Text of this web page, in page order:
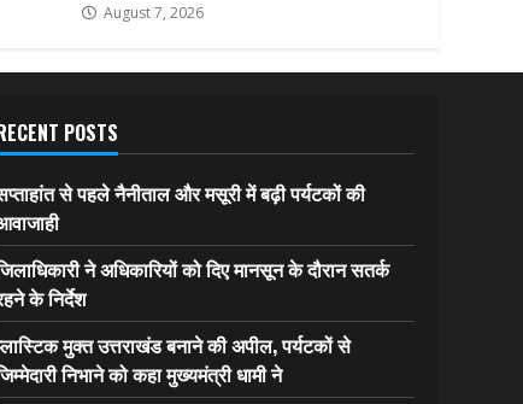
August 7, 2026
POSTS
से पहले नैनीताल और मसूरी में बढ़ी पर्यटकों की
ने अधिकारियों को दिए मानसून के दौरान सतर्क
के निर्देश
मुक्त उत्तराखंड बनाने की अपील, पर्यटकों से
निभाने को कहा मुख्यमंत्री धामी ने